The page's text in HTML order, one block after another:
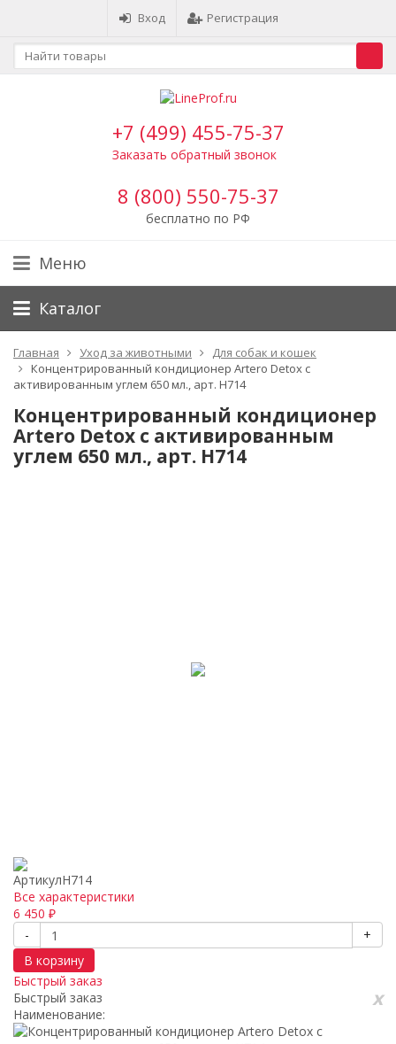
Вход Регистрация
+7 (499) 455-75-37
Заказать обратный звонок
8 (800) 550-75-37
бесплатно по РФ
Меню
Каталог
Главная Уход за животными
Для собак и кошек
Концентрированный кондиционер Artero Detox с
активированным углем 650 мл., арт. H714
Концентрированный кондиционер
Artero Detox с активированным
углем 650 мл., арт. H714
АртикулH714
Все характеристики
6 450 ₽
-
+
В корзину
Быстрый заказ
Быстрый заказ
x
Наименование: